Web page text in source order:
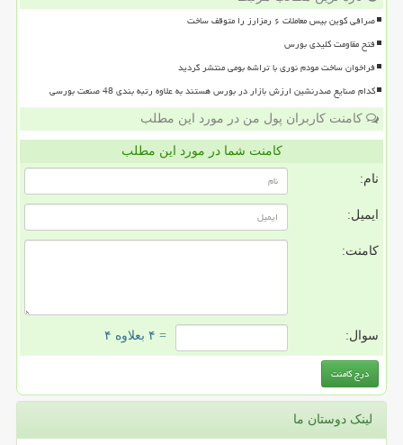
صرافی کوین بیس معاملات ۶ رمزارز را متوقف ساخت
فتح مقاومت کلیدی بورس
فراخوان ساخت مودم نوری با تراشه بومی منتشر گردید
کدام صنایع صدرنشین ارزش بازار در بورس هستند به علاوه رتبه بندی 48 صنعت بورسی
کامنت کاربران پول من در مورد این مطلب
کامنت شما در مورد این مطلب
نام:
ایمیل:
کامنت:
سوال: = ۴ بعلاوه ۴
لینک دوستان ما